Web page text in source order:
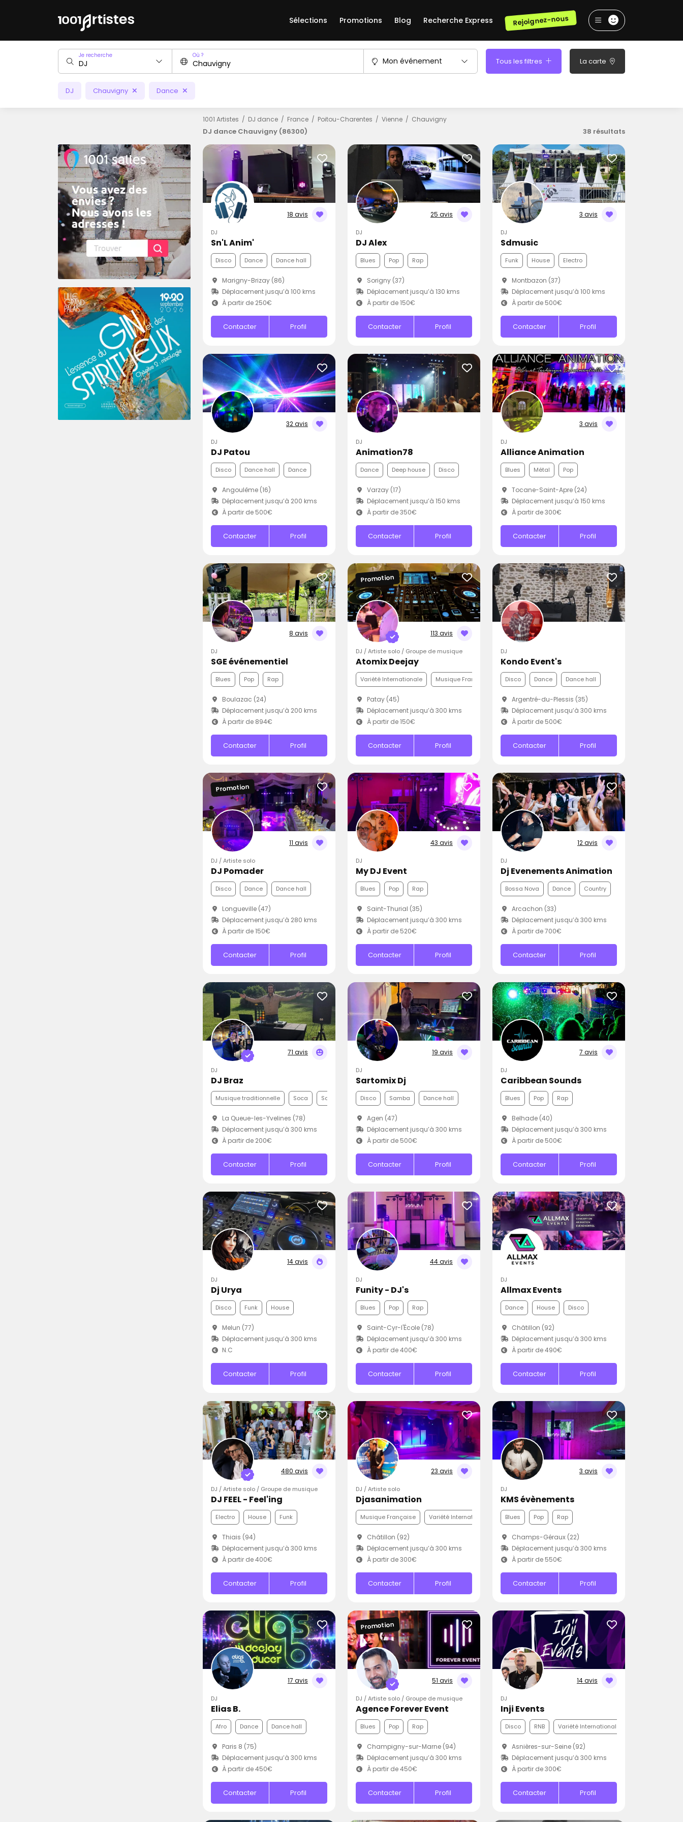
Sélections Promotions Blog Recherche Express Rejoignez-nous
Je recherche Où ?
Mon événement Tous les filtres La carte
DJ Chauvigny Dance
1001 Artistes DJ dance France Poitou-Charentes Vienne Chauvigny
DJ dance Chauvigny (86300) 38 résultats
18 avis
DJ
Sn'L Anim'
Disco Dance Dance hall
Marigny-Brizay (86)
Déplacement jusqu’à 100 kms
À partir de 250€
Contacter Profil
25 avis
DJ
DJ Alex
Blues Pop Rap
Sorigny (37)
Déplacement jusqu’à 130 kms
À partir de 150€
Contacter Profil
3 avis
DJ
Sdmusic
Funk House Electro
Montbazon (37)
Déplacement jusqu’à 100 kms
À partir de 500€
Contacter Profil
32 avis
DJ
DJ Patou
Disco Dance hall Dance
Angoulême (16)
Déplacement jusqu’à 200 kms
À partir de 500€
Contacter Profil
DJ
Animation78
Dance Deep house Disco
Varzay (17)
Déplacement jusqu’à 150 kms
À partir de 350€
Contacter Profil
3 avis
DJ
Alliance Animation
Blues Métal Pop
Tocane-Saint-Apre (24)
Déplacement jusqu’à 150 kms
À partir de 300€
Contacter Profil
8 avis
DJ
SGE événementiel
Blues Pop Rap
Boulazac (24)
Déplacement jusqu’à 200 kms
À partir de 894€
Contacter Profil
113 avis
Promotion
DJ / Artiste solo / Groupe de musique
Atomix Deejay
Variété Internationale Musique Française Pop
Patay (45)
Déplacement jusqu’à 300 kms
À partir de 150€
Contacter Profil
DJ
Kondo Event's
Disco Dance Dance hall
Argentré-du-Plessis (35)
Déplacement jusqu’à 300 kms
À partir de 500€
Contacter Profil
11 avis
Promotion
DJ / Artiste solo
DJ Pomader
Disco Dance Dance hall
Longueville (47)
Déplacement jusqu’à 280 kms
À partir de 150€
Contacter Profil
43 avis
DJ
My DJ Event
Blues Pop Rap
Saint-Thurial (35)
Déplacement jusqu’à 300 kms
À partir de 520€
Contacter Profil
12 avis
DJ
Dj Evenements Animation
Bossa Nova Dance Country
Arcachon (33)
Déplacement jusqu’à 300 kms
À partir de 700€
Contacter Profil
71 avis
DJ
DJ Braz
Musique traditionnelle Soca Samba
La Queue-les-Yvelines (78)
Déplacement jusqu’à 300 kms
À partir de 200€
Contacter Profil
19 avis
DJ
Sartomix Dj
Disco Samba Dance hall
Agen (47)
Déplacement jusqu’à 300 kms
À partir de 500€
Contacter Profil
7 avis
DJ
Caribbean Sounds
Blues Pop Rap
Belhade (40)
Déplacement jusqu’à 300 kms
À partir de 500€
Contacter Profil
14 avis
DJ
Dj Urya
Disco Funk House
Melun (77)
Déplacement jusqu’à 300 kms
N.C
Contacter Profil
44 avis
DJ
Funity - DJ's
Blues Pop Rap
Saint-Cyr-l'École (78)
Déplacement jusqu’à 300 kms
À partir de 400€
Contacter Profil
DJ
Allmax Events
Dance House Disco
Châtillon (92)
Déplacement jusqu’à 300 kms
À partir de 490€
Contacter Profil
480 avis
DJ / Artiste solo / Groupe de musique
DJ FEEL - Feel'ing
Electro House Funk
Thiais (94)
Déplacement jusqu’à 300 kms
À partir de 400€
Contacter Profil
23 avis
DJ / Artiste solo
Djasanimation
Musique Française Variété Internationale Disco
Châtillon (92)
Déplacement jusqu’à 300 kms
À partir de 300€
Contacter Profil
3 avis
DJ
KMS évènements
Blues Pop Rap
Champs-Géraux (22)
Déplacement jusqu’à 300 kms
À partir de 550€
Contacter Profil
17 avis
DJ
Elias B.
Afro Dance Dance hall
Paris 8 (75)
Déplacement jusqu’à 300 kms
À partir de 450€
Contacter Profil
51 avis
Promotion
DJ / Artiste solo / Groupe de musique
Agence Forever Event
Blues Pop Rap
Champigny-sur-Marne (94)
Déplacement jusqu’à 300 kms
À partir de 450€
Contacter Profil
14 avis
DJ
Inji Events
Disco RNB Variété Internationale
Asnières-sur-Seine (92)
Déplacement jusqu’à 300 kms
À partir de 300€
Contacter Profil